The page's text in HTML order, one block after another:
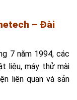
– Đài
7 năm 1994, các
liệu, máy thử mài
liên quan và sản